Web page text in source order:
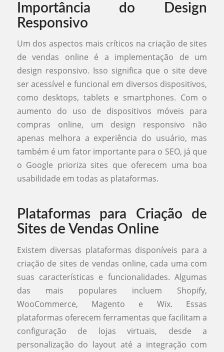
Importância do Design
Responsivo
Um dos aspectos mais críticos na criação de sites
de vendas online é a implementação de um
design responsivo. Isso significa que o site deve
ser acessível e funcional em diversos dispositivos,
como desktops, tablets e smartphones. Com o
aumento do uso de dispositivos móveis para
compras online, um design responsivo não
apenas melhora a experiência do usuário, mas
também é um fator importante para o SEO, já que
o Google prioriza sites que oferecem uma boa
usabilidade em todas as plataformas.
Plataformas para Criação de
Sites de Vendas Online
Existem diversas plataformas disponíveis para a
criação de sites de vendas online, cada uma com
suas características e funcionalidades. Algumas
das mais populares incluem Shopify,
WooCommerce, Magento e Wix. Essas
plataformas oferecem ferramentas que facilitam a
configuração de lojas virtuais, desde a
personalização do layout até a integração com